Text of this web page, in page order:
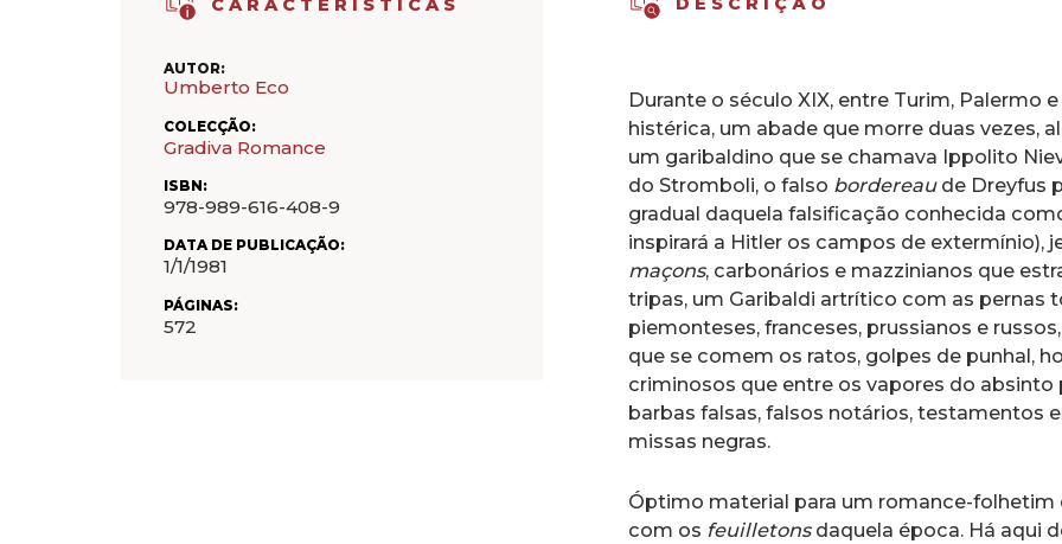
CARACTERÍSTICAS
AUTOR:
Umberto Eco
COLECÇÃO:
Gradiva Romance
ISBN:
978-989-616-408-9
DATA DE PUBLICAÇÃO:
1/1/1981
PÁGINAS:
572
Durante o século XIX, entre Turim, Palermo
histérica, um abade que morre duas vezes,
um garibaldino que se chamava Ippolito
do Stromboli, o falso bordereaude Dreyfus
gradual daquela falsificação conhecida
inspirará a Hitler os campos de extermínio),
maçons, carbonários e mazzinianos que
tripas, um Garibaldi artrítico com as pernas
piemonteses, franceses, prussianos e
que se comem os ratos, golpes de punhal,
criminosos que entre os vapores do
barbas falsas, falsos notários, testamentos
missas negras.
Óptimo material para um romance-
com os feuilletonsdaquela época. Há aqui